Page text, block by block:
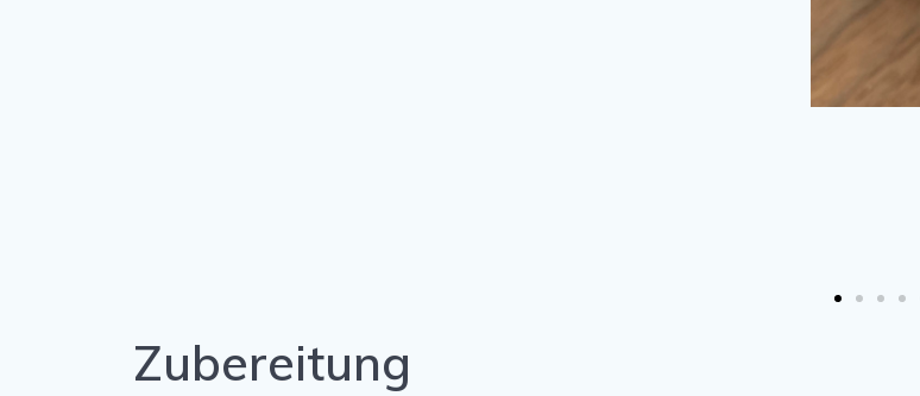
Zubereitung